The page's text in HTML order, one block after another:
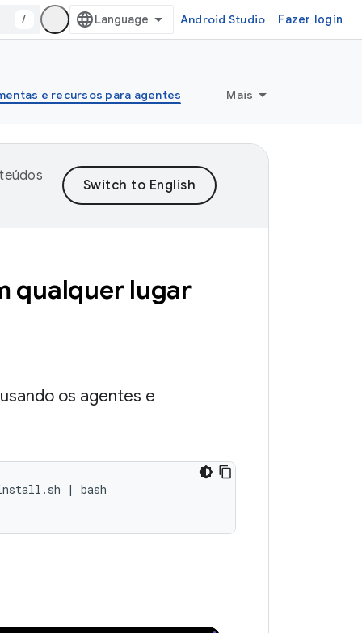
/ Android Studio Fazer login
e recursos para agentes Mais
qualquer lugar
os agentes e
| bash